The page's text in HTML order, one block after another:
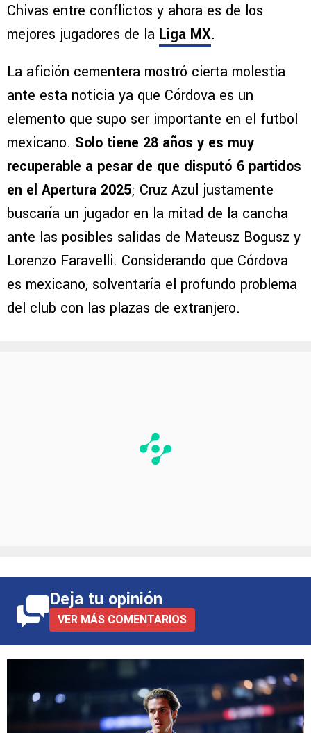
Chivas entre conflictos y ahora es de los
mejores jugadores de la Liga MX.
La afición cementera mostró cierta molestia
ante esta noticia ya que Córdova es un
elemento que supo ser importante en el futbol
mexicano. Solo tiene 28 años y es muy
recuperable a pesar de que disputó 6 partidos
en el Apertura 2025; Cruz Azul justamente
buscaría un jugador en la mitad de la cancha
ante las posibles salidas de Mateusz Bogusz y
Lorenzo Faravelli. Considerando que Córdova
es mexicano, solventaría el profundo problema
del club con las plazas de extranjero.
Deja tu opinión
VER MÁS COMENTARIOS